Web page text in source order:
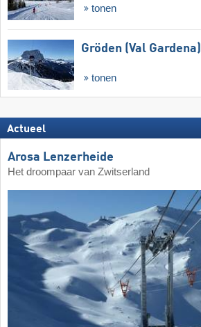
tonen
Gröden (Val Gardena)
tonen
Actueel
Arosa Lenzerheide
Het droompaar van Zwitserland